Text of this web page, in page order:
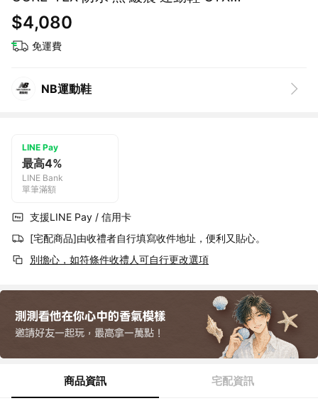
U20023MB-D
$4,080
免運費
NB運動鞋
LINE Pay
最高4%
LINE Bank
單筆滿額
支援LINE Pay / 信用卡
[宅配商品]由收禮者自行填寫收件地址，便利又貼心。
別擔心，如符條件收禮人可自行更改選項
商品資訊 宅配資訊